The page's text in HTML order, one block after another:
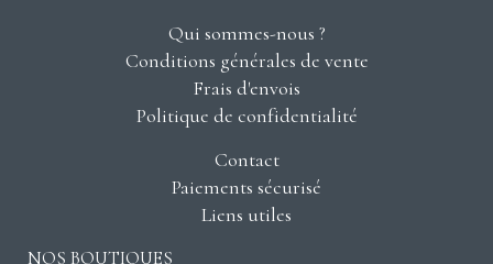
Qui sommes-nous ?
Conditions générales de vente
Frais d'envois
Politique de confidentialité
Contact
Paiements sécurisé
Liens utiles
NOS BOUTIQUES